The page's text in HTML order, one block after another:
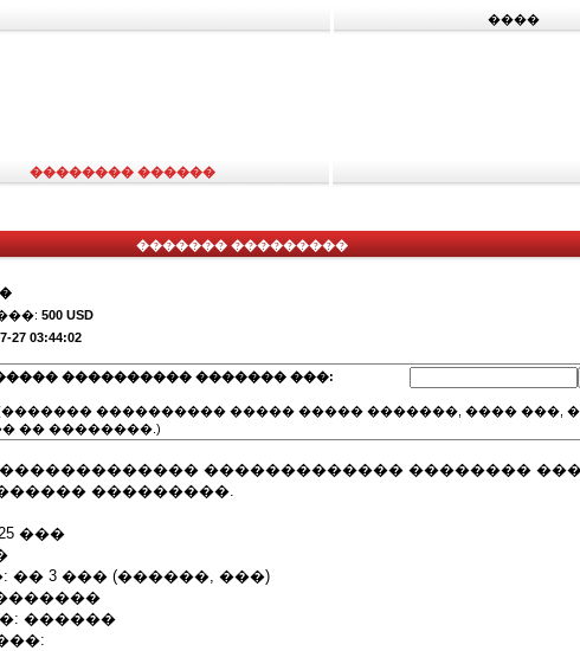
����
�������� ������
������� ���������
500 USD
27 03:44:02
���������� ������� ���:
���������� ����� ����� �������, ���� ���,
�� ��������.)
������������� ��������
���������.
���
�� 3 ��� (������, ���)
������